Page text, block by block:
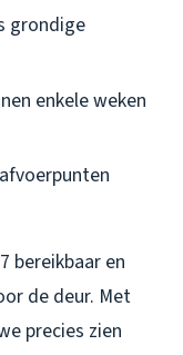
grondige
enkele weken
bereikbaar en
de deur. Met
precies zien